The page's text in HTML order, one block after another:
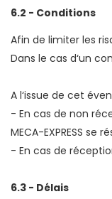
6.2 - Conditions
Dans le cas d‘un contrôle, le Client est prévenu par email des documents
A l‘issue de cet éventuel contrôle : -
- En cas de non réception
MECA-EXPRESS se réserve le
- En cas de réception de documents jugés non-
6.3 - Délais